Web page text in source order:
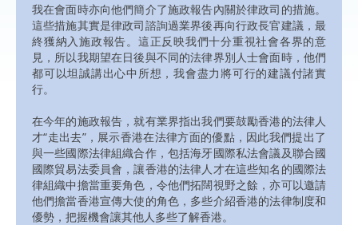
我在會面時亦向他們簡介了施政報告內關於律政司的措施。
這些措施其實是律政司諮詢過業界後再向行政長官建議，最
終獲納入施政報告。這正反映我們十分重視社會各界的意
見，所以我期望在日後與不同的法律界別人士會面時，他們
都可以坦誠講出心中所想，我會盡力將可行的建議付諸實
行。
在今年的施政報告，就有業界指出我們要鼓勵香港的法律人
才“走出去”，展示香港在法律方面的優點，因此我們提出了
與一些國際法律組織合作，包括海牙國際私法會議及聯合國
國際貿易法委員會，讓香港的法律人才在這些知名的國際法
律組織中擔當重要角色，令他們拓闊視野之餘，亦可以邀請
他們擔當香港宣傳大使的角色，多些介紹香港的法律制度和
優勢，把握機會讓其他人多些了解香港。